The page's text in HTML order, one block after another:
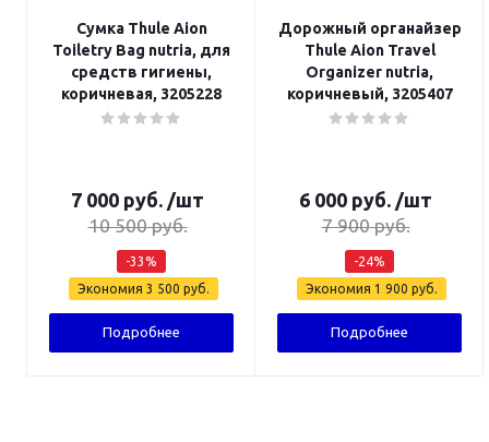
Сумка Thule Aion
Toiletry Bag nutria, для
средств гигиены,
коричневая, 3205228
7 000 руб. /шт
10 500руб.
-33 %
Экономия 3 500 руб.
Подробнее
Дорожный органайзер
Thule Aion Travel
Organizer nutria,
коричневый, 3205407
6 000 руб. /шт
7 900руб.
-24%
Экономия 1 900 руб.
Подробнее